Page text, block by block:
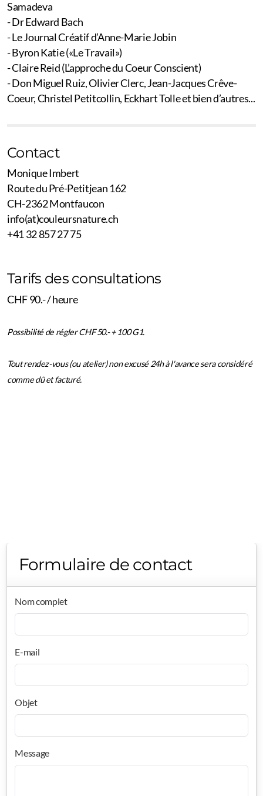
Samadeva
- Dr Edward Bach
- Le Journal Créatif d’Anne-Marie Jobin
- Byron Katie («Le Travail»)
- Claire Reid (L’approche du Coeur Conscient)
- Don Miguel Ruiz, Olivier Clerc, Jean-Jacques Crêve-
Coeur, Christel Petitcollin, Eckhart Tolle et bien d’autres...
Contact
Monique Imbert
Route du Pré-Petitjean 162
CH-2362 Montfaucon
info(at)couleursnature.ch
+41 32 857 27 75
Tarifs des consultations
CHF 90.- / heure
Possibilité de régler CHF 50.- + 100 G1.
Tout rendez-vous (ou atelier) non excusé 24h à l'avance sera considéré
comme dû et facturé.
Formulaire de contact
Nom complet
E-mail
Objet
Message